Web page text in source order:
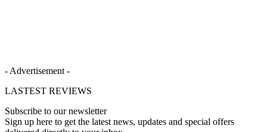
- Advertisement -
LASTEST REVIEWS
Subscribe to our newsletter
Sign up here to get the latest news, updates and special offers